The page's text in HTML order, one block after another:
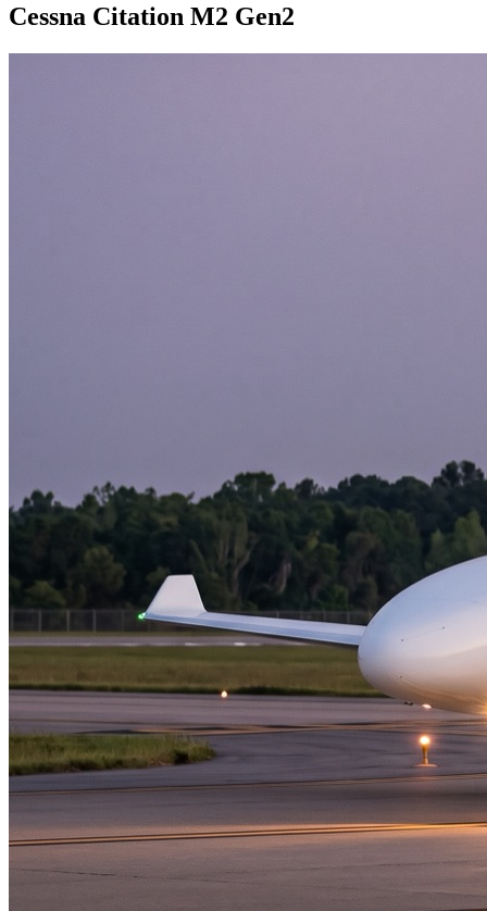
Cessna Citation M2 Gen2